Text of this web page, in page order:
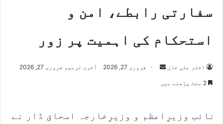
سفارتی رابطے، امن و
استحکام کی اہمیت پر زور
اختر علی خان
Send فروری 27, 2026 آخری ترمیم فروری 27, 2026
نائب وزیرِاعظم و وزیرِخارجہ اسحاق ڈار نے